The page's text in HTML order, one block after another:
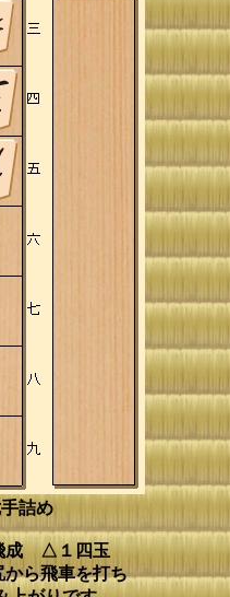
詰め
飛成 △１四玉
ら飛車を打ち